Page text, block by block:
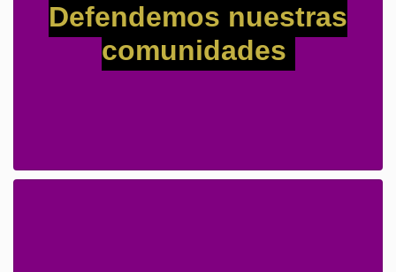
Defendemos nuestras
comunidades